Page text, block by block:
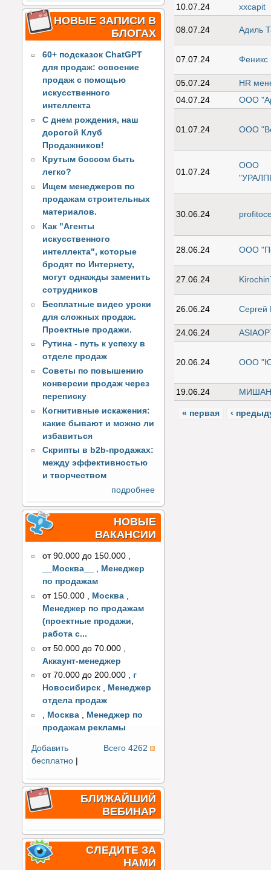
НОВЫЕ ЗАПИСИ В
БЛОГАХ
60+ подсказок ChatGPT
для продаж: освоение
продаж с помощью
искусственного
интеллекта
С днем рождения, наш
дорогой Клуб
Продажников!
Крутым боссом быть
легко?
Ищем менеджеров по
продажам строительных
материалов.
Как "Агенты
искусственного
интеллекта", которые
бродят по Интернету,
могут однажды заменить
сотрудников
Бесплатные видео уроки
для сложных продаж.
Проектные продажи.
Рутина - путь к успеху в
отделе продаж
Советы по повышению
конверсии продаж через
переписку
Когнитивные искажения:
какие бывают и можно ли
избавиться
Скрипты в b2b-продажах:
между эффективностью
и творчеством
подробнее
НОВЫЕ
ВАКАНСИИ
от 90.000 до 150.000 ,
__Москва__
, Менеджер
по продажам
от 150.000
Москва
Менеджер по продажам
(проектные продажи,
работа с...
от 50.000 до 70.000
Аккаунт-менеджер
от 70.000 до 200.000 , г
Новосибирск , Менеджер
отдела продаж
, Москва , Менеджер по
продажам рекламы
Всего 4262
Добавить
бесплатно
БЛИЖАЙШИЙ
ВЕБИНАР
СЛЕДИТЕ ЗА
НАМИ
10.07.24 xxcapit
08.07.24 Адиль
07.07.24 Феникс
05.07.24
HR
04.07.24
ООО
01.07.24 ООО
01.07.24
ООО
30.06.24
28.06.24 ООО
27.06.24
26.06.24 Сергей
24.06.24
20.06.24 ООО
19.06.24
« первая ‹